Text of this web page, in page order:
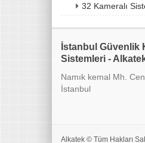
32 Kameralı
İstanbul Güvenlik
Sistemleri -
Namık kemal Mh.
İstanbul
Alkatek © Tüm Hakları